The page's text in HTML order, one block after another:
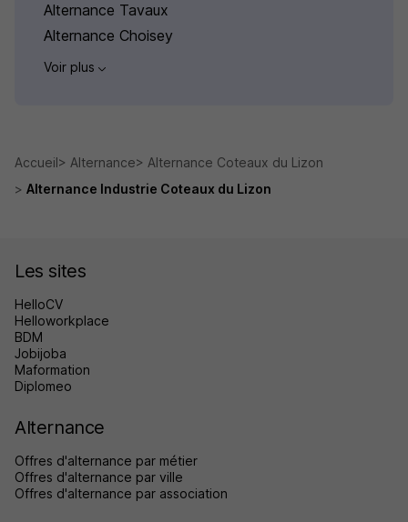
Alternance Tavaux
Alternance Choisey
Voir plus
Accueil Alternance
Alternance Coteaux du Lizon
Alternance Industrie Coteaux du Lizon
Les sites
HelloCV
Helloworkplace
BDM
Jobijoba
Maformation
Diplomeo
Alternance
Offres d'alternance par métier
Offres d'alternance par ville
Offres d'alternance par association